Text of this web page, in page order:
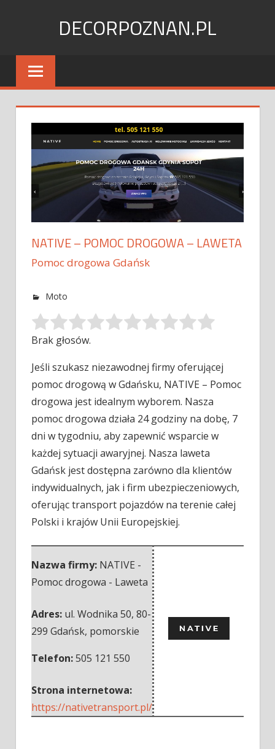
DECORPOZNAN.PL
NATIVE – POMOC DROGOWA – LAWETA
Pomoc drogowa Gdańsk
Moto
Brak głosów.
Jeśli szukasz niezawodnej firmy oferującej
pomoc drogową w Gdańsku, NATIVE – Pomoc
drogowa jest idealnym wyborem. Nasza
pomoc drogowa działa 24 godziny na dobę, 7
dni w tygodniu, aby zapewnić wsparcie w
każdej sytuacji awaryjnej. Nasza laweta
Gdańsk jest dostępna zarówno dla klientów
indywidualnych, jak i firm ubezpieczeniowych,
oferując transport pojazdów na terenie całej
Polski i krajów Unii Europejskiej.
Nazwa firmy: NATIVE -
Pomoc drogowa - Laweta
Adres: ul. Wodnika 50, 80-
299 Gdańsk, pomorskie
Telefon:505 121 550
Strona internetowa:
https://nativetransport.pl/